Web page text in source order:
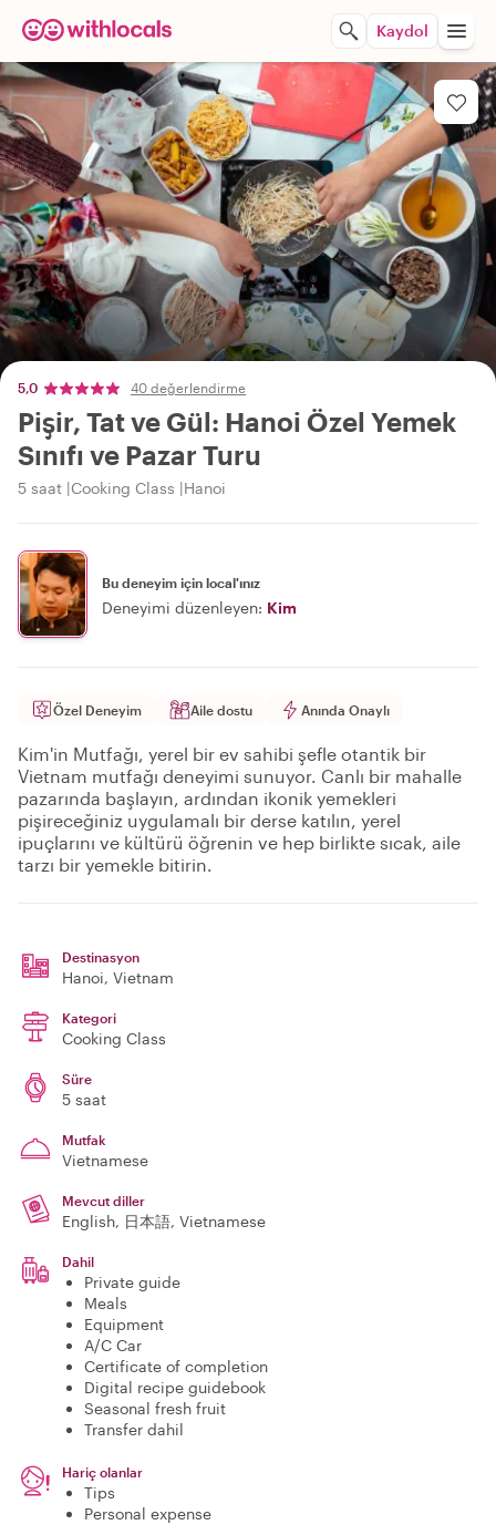
Kaydol
5,0 40 değerlendirme
Pişir, Tat ve Gül: Hanoi Özel Yemek
Sınıfı ve Pazar Turu
5 saat Cooking Class Hanoi
Bu deneyim için local'ınız
Deneyimi düzenleyen: Kim
Özel Deneyim Aile dostu Anında Onaylı
Kim'in Mutfağı, yerel bir ev sahibi şefle otantik bir
Vietnam mutfağı deneyimi sunuyor. Canlı bir mahalle
pazarında başlayın, ardından ikonik yemekleri
pişireceğiniz uygulamalı bir derse katılın, yerel
ipuçlarını ve kültürü öğrenin ve hep birlikte sıcak, aile
tarzı bir yemekle bitirin.
Destinasyon
Hanoi, Vietnam
Kategori
Cooking Class
Süre
5 saat
Mutfak
Vietnamese
Mevcut diller
English, 日本語, Vietnamese
Dahil
Private guide
Meals
Equipment
A/C Car
Certificate of completion
Digital recipe guidebook
Seasonal fresh fruit
Transfer dahil
Hariç olanlar
Tips
Personal expense